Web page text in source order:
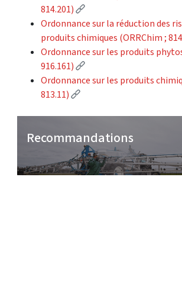
814.201)
(External link)
Ordonnance sur la réduction des
produits chimiques (ORRChim ;
Ordonnance sur les produits
916.161)
(External link)
Ordonnance sur les produits
813.11)
(External link)
Recommandations